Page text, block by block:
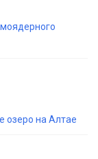
озеро на Алтае